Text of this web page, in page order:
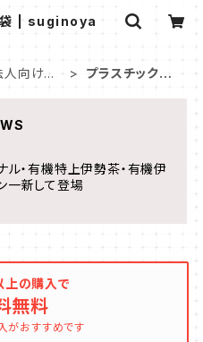
袋 | suginoya
人向け商
プラスチック手
・有機特上伊勢茶・有機伊
一新して登場
の購入で
無料
がおすすめです